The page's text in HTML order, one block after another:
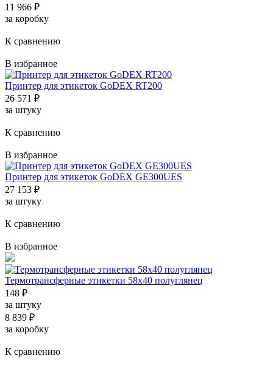
11 966 ₽
за коробку
К сравнению
В избранное
Принтер для этикеток GoDEX RT200
26 571 ₽
за штуку
К сравнению
В избранное
Принтер для этикеток GoDEX GE300UES
27 153 ₽
за штуку
К сравнению
В избранное
Термотрансферные этикетки 58x40 полуглянец
148 ₽
за штуку
8 839 ₽
за коробку
К сравнению